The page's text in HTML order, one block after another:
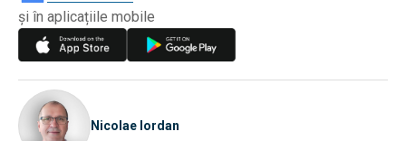
și în aplicațiile mobile
Nicolae Iordan